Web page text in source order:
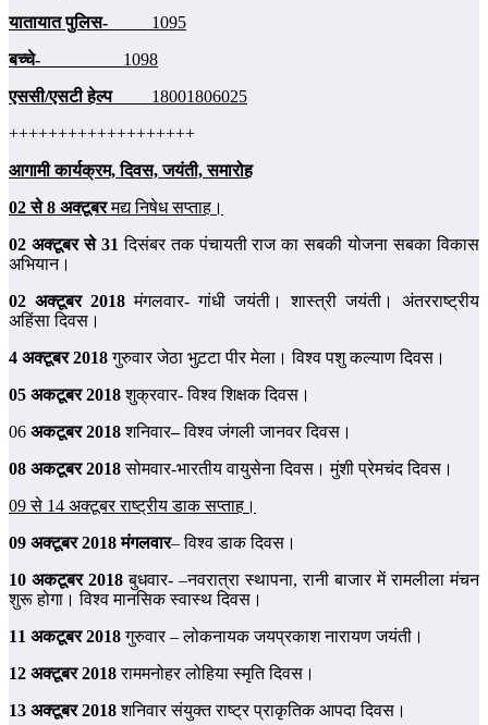
यातायात पुलिस- 1095
बच्‍चे- 1098
एससी/एसटी हेल्‍प 18001806025
+++++++++++++++++++
आगामी कार्यक्रम, दिवस, जयंती, समारोह
02 से 8 अक्‍टूबरमद्यनिषेध सप्‍ताह।
02 अक्‍टूबर से 31दिसंबर तक पंचायती राज का सबकी योजना सबका विकास
अभियान।
02 अक्‍टूबर 2018 मंगलवार- गांधी जयंती। शास्‍त्री जयंती। अंतरराष्‍ट्रीय
अहिंसा दिवस।
4 अक्‍टूबर 2018गुरुवार जेठा भुट़टा पीर मेला। विश्‍व पशु कल्‍याण दिवस।
05 अकटूबर 2018शुक्रवार- विश्‍व शिक्षक दिवस।
06 अकटूबर 2018शनिवार–विश्‍व जंगली जानवर दिवस।
08 अकटूबर 2018सोमवार-भारतीय वायुसेना दिवस। मुंशी प्रेमचंद दिवस।
09 से 14 अक्‍टूबरराष्‍ट्रीय डाकसप्‍ताह।
09 अक्‍टूबर 2018 मंगलवार– विश्‍व डाक दिवस।
10 अकटूबर 2018 बुधवार- –नवरात्रा स्‍थापना, रानी बाजार में रामलीला मंचन
शुरू होगा। विश्‍व मानसिक स्‍वास्‍थ दिवस।
11 अकटूबर 2018गुरुवार – लोकनायक जयप्रकाश नारायण जयंती।
12 अक्‍टूबर 2018राममनोहर लोहिया स्मृति दिवस।
13 अक्‍टूबर 2018शनिवार संयुक्‍त राष्‍ट्र प्राकृतिक आपदा दिवस।